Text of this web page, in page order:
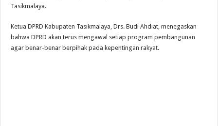
Tasikmalaya.
Ketua DPRD Kabupaten Tasikmalaya, Drs. Budi Ahdiat, menegaskan
bahwa DPRD akan terus mengawal setiap program pembangunan
agar benar-benar berpihak pada kepentingan rakyat.